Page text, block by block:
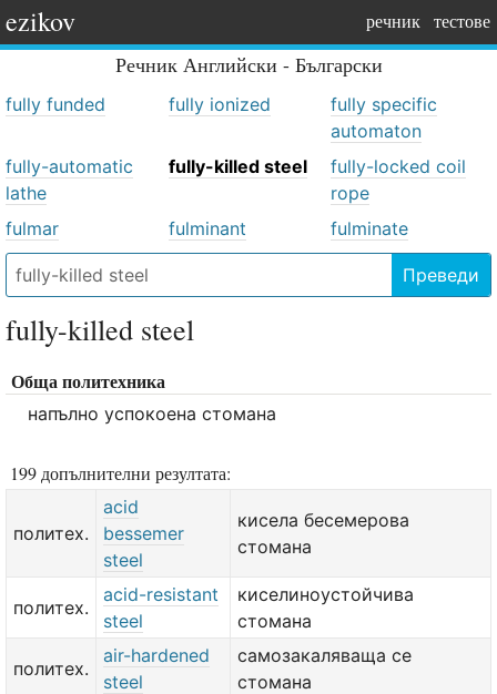
ezikov речник тестове
Речник Английски - Български
fully funded fully ionized
fully specific
automaton
fully-automatic
lathe
fully-killed steel
fully-locked coil
rope
fulmar
fulminant fulminate
Преведи
fully-killed steel
Обща политехника
напълно успокоена стомана
199 допълнителни резултата:
политех.
acid
bessemer
steel
кисела бесемерова
стомана
политех.
acid-resistant
steel
киселиноустойчива
стомана
политех.
air-hardened
steel
самозакаляваща се
стомана